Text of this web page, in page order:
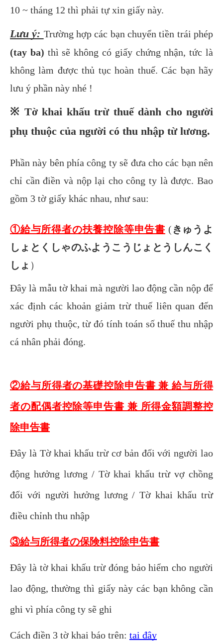
10 ~ tháng 12 thì phải tự xin giấy này.
Lưu ý: Trường hợp các bạn chuyển tiền trái phép
(tay ba) thì sẽ không có giấy chứng nhận, tức là
không làm được thủ tục hoàn thuế. Các bạn hãy
lưu ý phần này nhé !
※ Tờ khai khấu trừ thuế dành cho người
phụ thuộc của người có thu nhập từ lương.
Phần này bên phía công ty sẽ đưa cho các bạn nên
chỉ cần điền và nộp lại cho công ty là được. Bao
gồm 3 tờ giấy khác nhau, như sau:
①給与所得者の扶養控除等申告書 ( きゅうよ
しょとくしゃのふようこうじょとうしんこく
しょ ）
Đây là mẫu tờ khai mà người lao động cần nộp để
xác định các khoản giảm trừ thuế liên quan đến
người phụ thuộc, từ đó tính toán số thuế thu nhập
cá nhân phải đóng.
②給与所得者の基礎控除申告書 兼 給与所得
者の配偶者控除等申告書 兼 所得金額調整控
除申告書
Đây là Tờ khai khấu trừ cơ bản đối với người lao
động hưởng lương / Tờ khai khấu trừ vợ chồng
đối với người hưởng lương / Tờ khai khấu trừ
điều chỉnh thu nhập
③給与所得者の保険料控除申告書
Đây là tờ khai khấu trừ đóng bảo hiểm cho người
lao động, thường thì giấy này các bạn không cần
ghi vì phía công ty sẽ ghi
Cách điền 3 tờ khai báo trên: tại đây